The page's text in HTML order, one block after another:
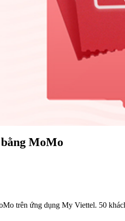
MoMo
trên ứng dụng My Viettel. 50